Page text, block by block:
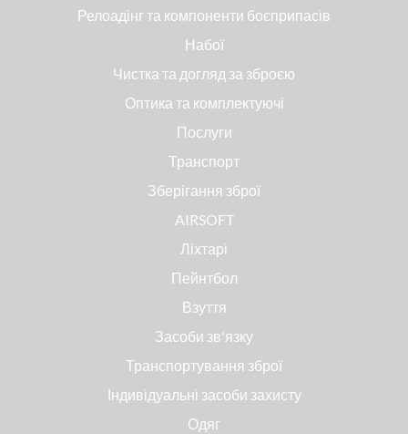
Релоадінг та компоненти боєприпасів
Набої
Чистка та догляд за зброєю
Оптика та комплектуючі
Послуги
Транспорт
Зберігання зброї
AIRSOFT
Ліхтарі
Пейнтбол
Взуття
Засоби зв'язку
Транспортування зброї
Індивідуальні засоби захисту
Одяг